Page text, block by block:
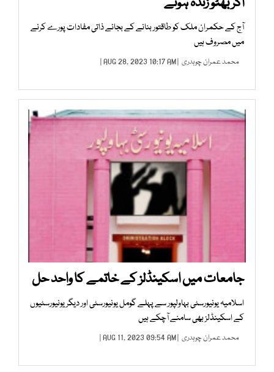
آج کے حکمران ملک کو طاقتور بنانے کے بجائے ذاتی مفادات پورے کرنے
میں مصروف ہیں
محمد عمران چوہدری | AUG 28, 2023 10:17 AM |
جامعات میں اسکینڈلز کے خاتمے کا واحد حل
اسلامیہ یونیورسٹی بہاولپور سے پہلے گومل یونیورسٹی اور دیگر یونیورسٹیوں
کے اسکینڈلز بھی سامنے آچکے ہیں
محمد عمران چوہدری | AUG 11, 2023 09:54 AM |